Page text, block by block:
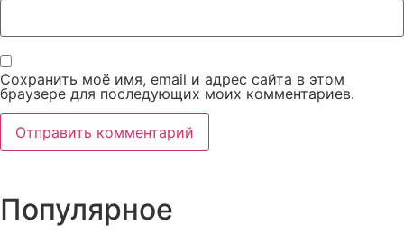
Сохранить моё имя, email и адрес сайта в этом
браузере для последующих моих комментариев.
Популярное